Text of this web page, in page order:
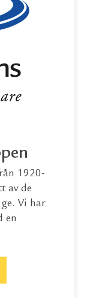
1920-
av de
Vi har
en